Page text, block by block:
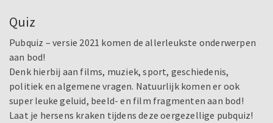
Quiz
Pubquiz – versie 2021 komen de allerleukste onderwerpen
aan bod!
Denk hierbij aan films, muziek, sport, geschiedenis,
politiek en algemene vragen. Natuurlijk komen er ook
super leuke geluid, beeld- en film fragmenten aan bod!
Laat je hersens kraken tijdens deze oergezellige pubquiz!